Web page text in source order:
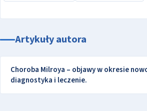
Artykuły autora
Choroba Milroya – objawy w okresie
diagnostyka i leczenie.